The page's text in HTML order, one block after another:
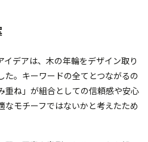
デアは、木の年輪をデザイン取り
た。キーワードの全てとつながるの
重ね」が組合としての信頼感や安心
モチーフではないかと考えたため